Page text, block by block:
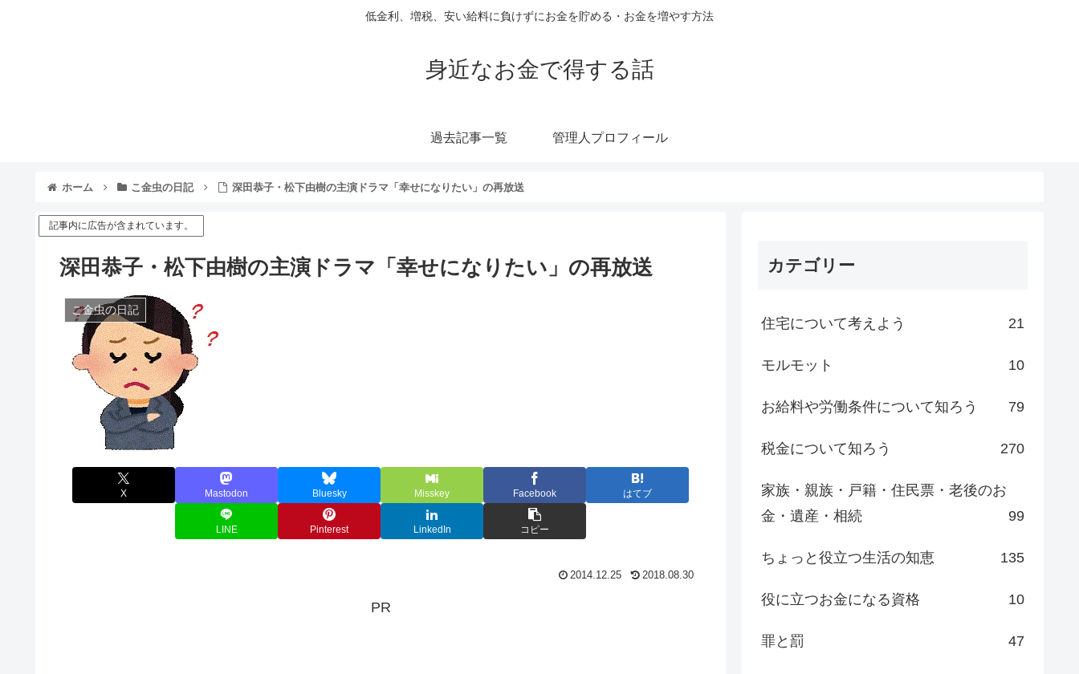
低金利、増税、安い給料に負けずにお金を貯める・お金を増やす方法
身近なお金で得する話
過去記事一覧 管理人プロフィール
ホーム こ金虫の日記 深田恭子・松下由樹の主演ドラマ「幸せになりたい」の再放送
記事内に広告が含まれています。
深田恭子・松下由樹の主演ドラマ「幸せになりたい」の再放送
こ金虫の日記
X Mastodon Bluesky Misskey Facebook はてブ
LINE Pinterest LinkedIn コピー
2014.12.25 2018.08.30
PR
カテゴリー
住宅について考えよう 21
モルモット 10
お給料や労働条件について知ろう 79
税金について知ろう 270
家族・親族・戸籍・住民票・老後のお
金・遺産・相続
99
ちょっと役立つ生活の知恵 135
役に立つお金になる資格 10
罪と罰 47